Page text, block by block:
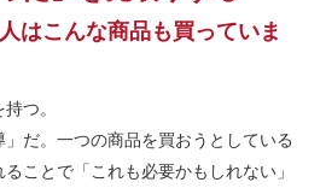
はこんな商品も買っていま
つ。
だ。一つの商品を買おうとしている
ことで「これも必要かもしれない」